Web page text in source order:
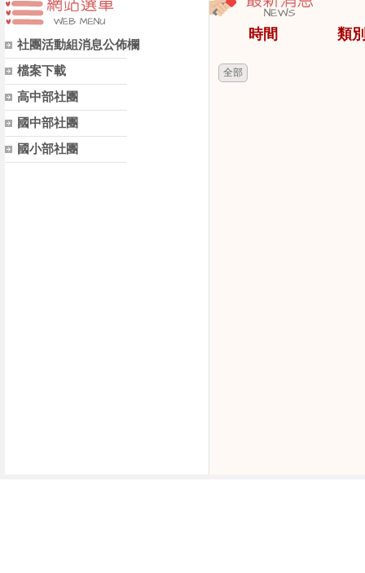
社團活動組消息公佈欄
檔案下載
高中部社團
國中部社團
國小部社團
時間 類
全部